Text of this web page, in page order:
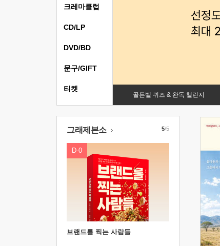
골든벨 퀴즈 & 완독 챌린지
크레마클럽
CD/LP
DVD/BD
문구/GIFT
티켓
그래제본소
D-0
브랜드를 찍는 사람들
5/5